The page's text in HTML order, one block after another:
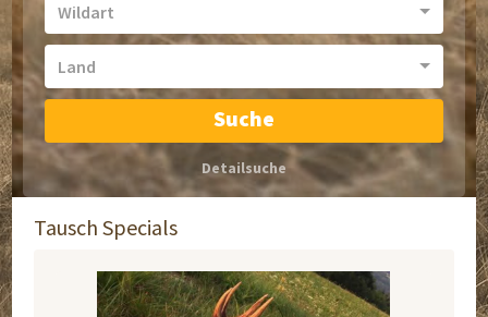
Wildart
Land
Detailsuche
Tausch Specials